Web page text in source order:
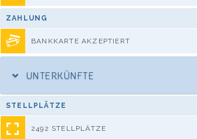
ZAHLUNG
BANKKARTE AKZEPTIERT
UNTERKÜNFTE
STELLPLÄTZE
2492 STELLPLÄTZE